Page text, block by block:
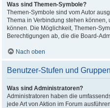
Was sind Themen-Symbole?
Themen-Symbole sind vom Autor
Thema in Verbindung stehen
können. Die Möglichkeit, Themen-
Berechtigungen ab, die die Board-
Nach oben
Benutzer-Stufen und Gruppen
Was sind Administratoren?
Administratoren haben die
jede Art von Aktion im Forum